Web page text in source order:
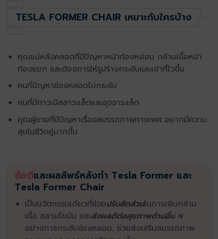
TESLA FORMER CHAIR เหมาะกับใครบ้าง
คุณแม่หลังคลอดที่มีปัญหาหน้าท้องหย่อน กล้ามเนื้อหน้า
ท้องแยก และต้องการให้รูปร่างกระชับและเข้าที่ไวขึ้น
คนที่ปัญหาช่องคลอดไม่กระชับ
คนที่มีภาวะปัสสาวะเล็ดและอุจจาระเล็ด
คุณผู้ชายที่มีปัญหาเรื่องสมรรถภาพทางเพศ อยากมีความ
สุขในชีวิตคู่มากขึ้น
ข้อดีและผลลัพธ์หลังทำ Tesla Former และ
Tesla Former Chair
เป็นนวัตกรรมเดียวที่ช่วยปรับสัดส่วนในการเพิ่มกล้าม
เนื้อ สลายไขมัน และส่งผลดีต่อสุขภาพด้านอื่น ๆ
อย่างการกระชับช่องคลอด, ช่วยส่งเสริมสมรรถภาพ